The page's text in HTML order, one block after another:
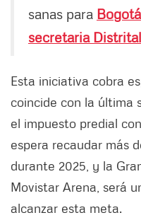
sanas para Bogotá
secretaria
Esta iniciativa cobra
coincide con la última
el impuesto predial
espera recaudar más
durante 2025, y la
Movistar Arena, será
alcanzar esta meta.